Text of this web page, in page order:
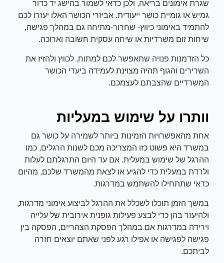
שגרת אימונים בריאה, ולכן כדאי לשמור בהישג יד כדור
גמיש או גומיית כושר ייעודית. אביזרי הכושר האלו יעזרו לכם
להתמיד באימוני כיווץ- שחרור-מתיחה גם במהלך פגישה,
שיחות זום משרדיות או שיחה עסקית חשובה וארוכה.
כל הזדמנות פנויה שתאפשר לכם למתוח, לכווץ ולהזיז את
השרירים והגוף תהיה מצוינת לעמידה ביעדי הכושר
המשרדיים שהצבתם לעצמכם.
וותרו על שימוש במעליות
אחת מהאפשרויות הזמינות ביותר לשמירה על כושר גם
במשרד היא פשוט כזו המצריכה מכם לשנות הרגלים, כמו
ההרגל של שימוש במעלית. אם עד היום התרגלתם לעלות
ולרדת במעלית כדי להגיע או לצאת מהמשרד שלכם, מהיום
כדאי שתתחילו להשתמש במדרגות.
במשך הזמן תוכלו לשכלל את ההרגל לביצוע אימוני מדרגות,
ולהיעזר בהן כדי לבצע פעילות גופנית אירובית של עלייה
וירידה במדרגות אם במהלך הפסקת הצהריים, הפסקה בין
פגישה לפגישה או אפילו רגע לפני שאתם יוצאים חזרה
לביתכם.